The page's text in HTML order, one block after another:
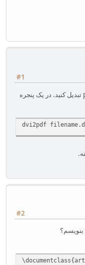
#1
زبان موردنظر مهم نیست. شما باید آنرا به pdf تبدیل کنید. در یک پنجره
dvi2pdf
#2